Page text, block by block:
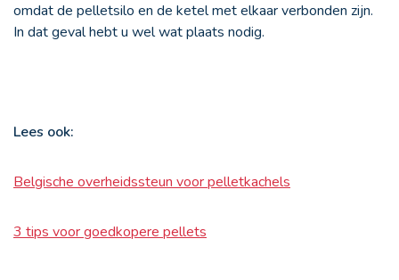
omdat de pelletsilo en de ketel met elkaar verbonden zijn.
In dat geval hebt u wel wat plaats nodig.
Lees ook:
Belgische overheidssteun voor pelletkachels
3 tips voor goedkopere pellets